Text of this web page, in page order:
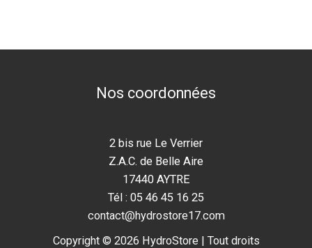
Nos coordonnées
2 bis rue Le Verrier
Z.A.C. de Belle Aire
17440 AYTRE
Tél : 05 46 45 16 25
contact@hydrostore17.com
Copyright © 2026 HydroStore | Tout droits